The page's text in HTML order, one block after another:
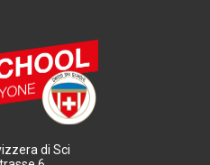
di Sci